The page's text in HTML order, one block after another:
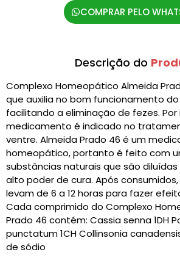
COMPRAR PELO
Descrição do
Complexo Homeopático Almeida
que auxilia no bom funcionamento
facilitando a eliminação de fezes. Por
medicamento é indicado no
ventre. Almeida Prado 46 é um
homeopático, portanto é feito com
substâncias naturais que são
alto poder de cura. Após
levam de 6 a 12 horas para fazer
Cada comprimido do Complexo
Prado 46 contém: Cassia senna 1DH
punctatum 1CH Collinsonia
de sódio